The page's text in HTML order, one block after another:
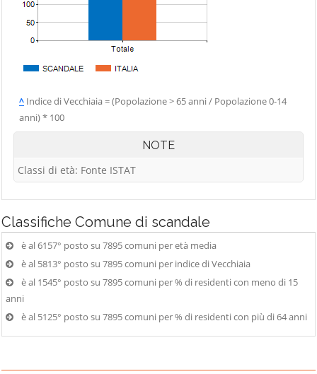
^ Indice di Vecchiaia = (Popolazione > 65 anni / Popolazione 0-14
anni) * 100
NOTE
Classi di età: Fonte ISTAT
Classifiche Comune di scandale
è al 6157° posto su 7895 comuni per età media
è al 5813° posto su 7895 comuni per indice di Vecchiaia
è al 1545° posto su 7895 comuni per % di residenti con meno di 15
anni
è al 5125° posto su 7895 comuni per % di residenti con più di 64 anni